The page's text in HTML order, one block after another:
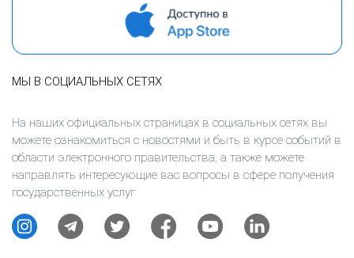
МЫ В СОЦИАЛЬНЫХ СЕТЯХ
На наших официальных страницах в социальных сетях вы
можете ознакомиться с новостями и быть в курсе событий в
области электронного правительства, а также можете
направлять интересующие вас вопросы в сфере получения
государственных услуг